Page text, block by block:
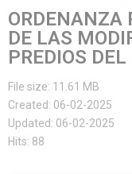
ORDENANZA
DE LAS
PREDIOS
File size: 11.61 MB
Created: 06-02-2025
Updated: 06-02-2025
Hits: 88